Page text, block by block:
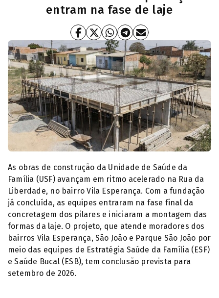
entram na fase de laje
(Foto: Paulo de Tarso / Prefeitura de Anápolis)
As obras de construção da Unidade de Saúde da
Família (USF) avançam em ritmo acelerado na Rua da
Liberdade, no bairro Vila Esperança. Com a fundação
já concluída, as equipes entraram na fase final da
concretagem dos pilares e iniciaram a montagem das
formas da laje. O projeto, que atende moradores dos
bairros Vila Esperança, São João e Parque São João por
meio das equipes de Estratégia Saúde da Família (ESF)
e Saúde Bucal (ESB), tem conclusão prevista para
setembro de 2026.